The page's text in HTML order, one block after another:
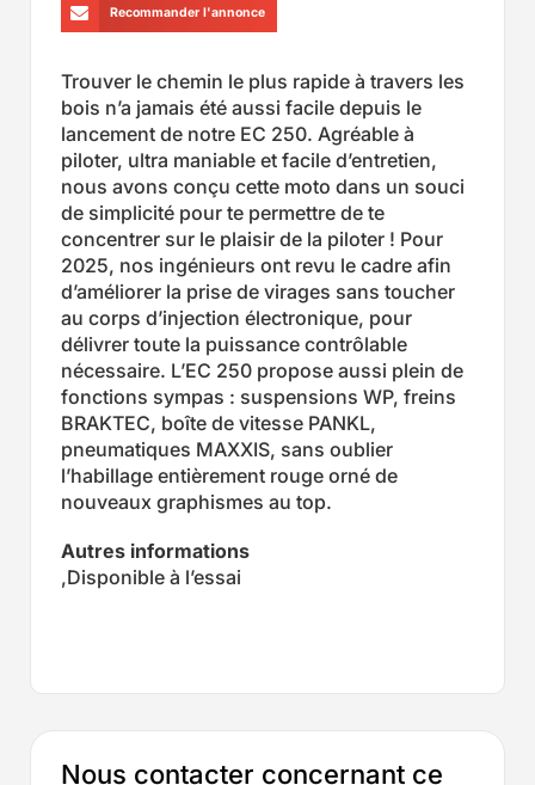
Recommander l'annonce
Trouver le chemin le plus rapide à travers les
bois n’a jamais été aussi facile depuis le
lancement de notre EC 250. Agréable à
piloter, ultra maniable et facile d’entretien,
nous avons conçu cette moto dans un souci
de simplicité pour te permettre de te
concentrer sur le plaisir de la piloter ! Pour
2025, nos ingénieurs ont revu le cadre afin
d’améliorer la prise de virages sans toucher
au corps d’injection électronique, pour
délivrer toute la puissance contrôlable
nécessaire. L’EC 250 propose aussi plein de
fonctions sympas : suspensions WP, freins
BRAKTEC, boîte de vitesse PANKL,
pneumatiques MAXXIS, sans oublier
l’habillage entièrement rouge orné de
nouveaux graphismes au top.
Autres informations
,Disponible à l’essai
Nous contacter concernant ce